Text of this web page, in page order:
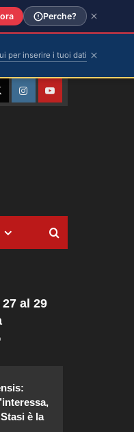
InstagramYouTube
al 29
è la
Perche?
per inserire i tuoi dati